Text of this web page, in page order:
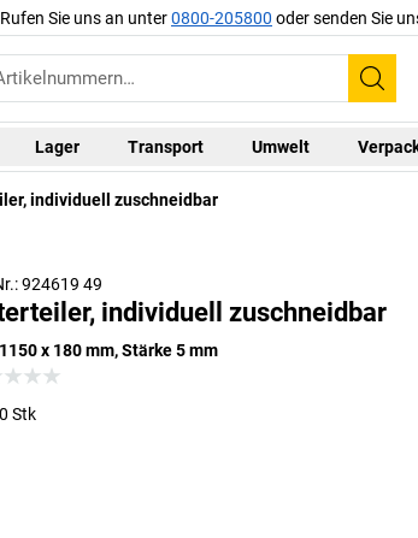
Sie uns an unter0800-205800 oder senden Sie
Lager Transport Umwelt
individuell zuschneidbar
924619 49
individuell zuschneidbar
x 180 mm, Stärke 5 mm
Stk